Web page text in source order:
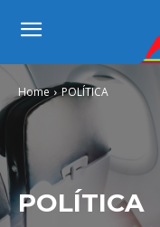
Home POLÍTICA
POLÍTICA